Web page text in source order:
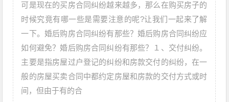
可是现在的买房合同纠纷越来越多，那么在购买房子的
时候究竟有哪一些是需要注意的呢?让我们一起来了解
一下。婚后购房合同纠纷有那些？婚后购房合同纠纷应
如何避免？婚后购房合同纠纷有那些？１、交付纠纷。
主要是指房屋过户登记的纠纷和房款交付的纠纷，在一
般的房屋买卖合同中都约定房屋和房款的交付方式或时
间，但由于有的合